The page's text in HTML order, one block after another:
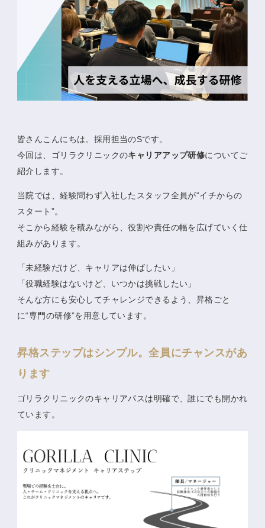
皆さんこんにちは。採用担当のSです。
今回は、ゴリラクリニックのキャリアアップ研修についてご
紹介します。
当院では、経験問わず入社したスタッフ全員が“イチからの
スタート”。
そこから経験を積みながら、役割や責任の幅を広げていく仕
組みがあります。
「未経験だけど、キャリアは伸ばしたい」
「役職経験はないけど、いつかは挑戦したい」
そんな方にも安心してチャレンジできるよう、昇格ごと
に“専門の研修”を用意しています。
昇格ステップはシンプル。全員にチャンスがあ
ります
ゴリラクリニックのキャリアパスは明確で、誰にでも開かれ
ています。